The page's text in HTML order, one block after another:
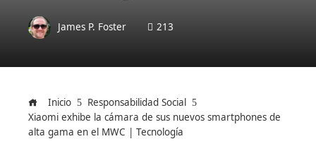
James P. Foster 213
Inicio
Responsabilidad Social
Xiaomi exhibe la cámara de sus nuevos smartphones de
alta gama en el MWC | Tecnología